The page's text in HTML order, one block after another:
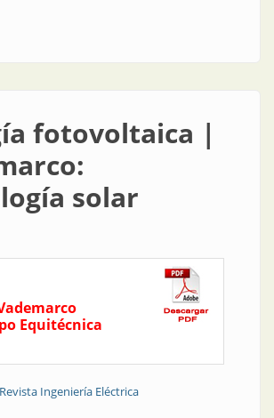
Energías renovables | Calentamiento de agua
fotovoltaica |
solar
Equitécnica
Revista Ingeniería Eléctrica